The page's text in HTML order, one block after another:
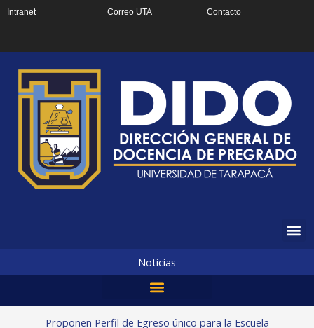
Intranet Correo UTA Contacto
Noticias
Proponen Perfil de Egreso único para la Escuela